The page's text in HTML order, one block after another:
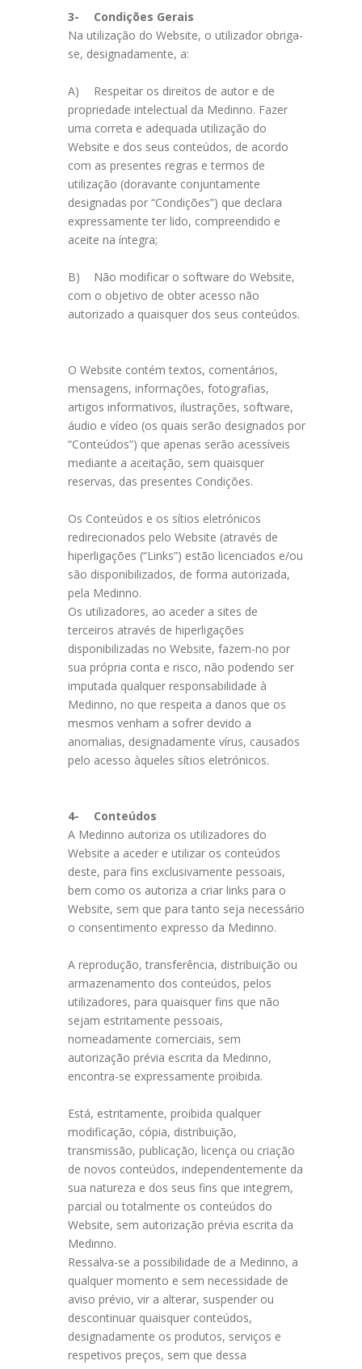
3-
Condições Gerais
Na utilização do Website, o utilizador obriga-
se, designadamente, a:
A)
Respeitar os direitos de autor e de
propriedade intelectual da Medinno. Fazer
uma correta e adequada utilização do
Website e dos seus conteúdos, de acordo
com as presentes regras e termos de
utilização (doravante conjuntamente
designadas por “Condições”) que declara
expressamente ter lido, compreendido e
aceite na íntegra;
B)
Não modificar o software do Website,
com o objetivo de obter acesso não
autorizado a quaisquer dos seus conteúdos.
O Website contém textos, comentários,
mensagens, informações, fotografias,
artigos informativos, ilustrações, software,
áudio e vídeo (os quais serão designados por
“Conteúdos”) que apenas serão acessíveis
mediante a aceitação, sem quaisquer
reservas, das presentes Condições.
Os Conteúdos e os sítios eletrónicos
redirecionados pelo Website (através de
hiperligações (“Links”) estão licenciados e/ou
são disponibilizados, de forma autorizada,
pela Medinno.
Os utilizadores, ao aceder a sites de
terceiros através de hiperligações
disponibilizadas no Website, fazem-no por
sua própria conta e risco, não podendo ser
imputada qualquer responsabilidade à
Medinno, no que respeita a danos que os
mesmos venham a sofrer devido a
anomalias, designadamente vírus, causados
pelo acesso àqueles sítios eletrónicos.
4-
Conteúdos
A Medinno autoriza os utilizadores do
Website a aceder e utilizar os conteúdos
deste, para fins exclusivamente pessoais,
bem como os autoriza a criar links para o
Website, sem que para tanto seja necessário
o consentimento expresso da Medinno.
A reprodução, transferência, distribuição ou
armazenamento dos conteúdos, pelos
utilizadores, para quaisquer fins que não
sejam estritamente pessoais,
nomeadamente comerciais, sem
autorização prévia escrita da Medinno,
encontra-se expressamente proibida.
Está, estritamente, proibida qualquer
modificação, cópia, distribuição,
transmissão, publicação, licença ou criação
de novos conteúdos, independentemente da
sua natureza e dos seus fins que integrem,
parcial ou totalmente os conteúdos do
Website, sem autorização prévia escrita da
Medinno.
Ressalva-se a possibilidade de a Medinno, a
qualquer momento e sem necessidade de
aviso prévio, vir a alterar, suspender ou
descontinuar quaisquer conteúdos,
designadamente os produtos, serviços e
respetivos preços, sem que dessa